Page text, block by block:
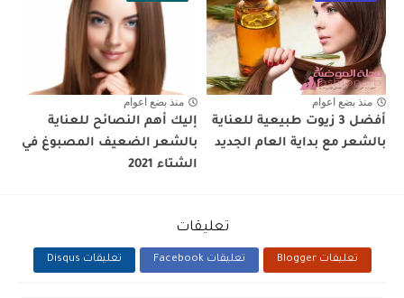
منذ بضع اعوام
أفضل 3 زيوت طبيعية للعناية
بالشعر مع بداية العام الجديد
منذ بضع اعوام
إليك أهم النصائح للعناية
بالشعر الضعيف المصبوغ في
الشتاء 2021
تعليقات
تعليقات Blogger تعليقات Facebook تعليقات Disqus